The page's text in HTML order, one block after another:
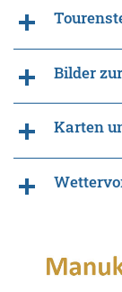
Bilder
Karten